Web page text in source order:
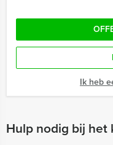
Ik heb
Hulp nodig bij het